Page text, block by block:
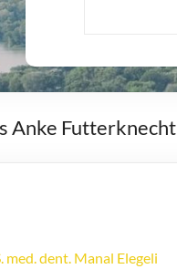
Anke Futterknecht
dent. Manal Elegeli